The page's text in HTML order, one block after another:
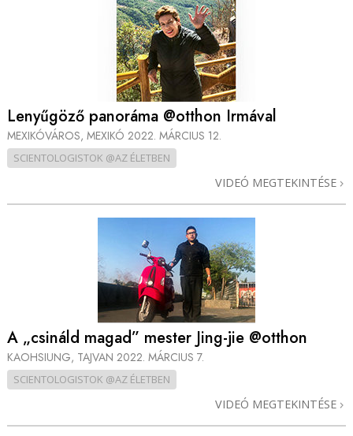
Lenyűgöző panoráma @otthon Irmával
MEXIKÓVÁROS, MEXIKÓ 2022. MÁRCIUS 12.
SCIENTOLOGISTOK @AZ ÉLETBEN
VIDEÓ MEGTEKINTÉSE
A „csináld magad” mester Jing-jie @otthon
KAOHSIUNG, TAJVAN 2022. MÁRCIUS 7.
SCIENTOLOGISTOK @AZ ÉLETBEN
VIDEÓ MEGTEKINTÉSE